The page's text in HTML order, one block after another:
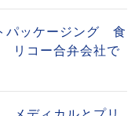
パッケージング 食
リコー合弁会社で